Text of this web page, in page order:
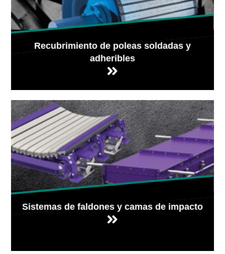
Recubrimiento de poleas soldadas y
adheribles
Sistemas de faldones y camas de impacto